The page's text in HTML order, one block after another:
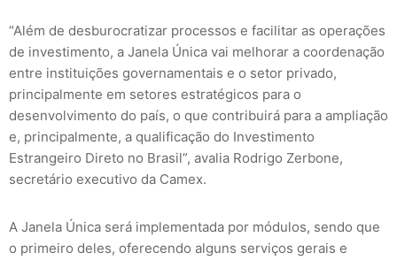
“Além de desburocratizar processos e facilitar as operações
de investimento, a Janela Única vai melhorar a coordenação
entre instituições governamentais e o setor privado,
principalmente em setores estratégicos para o
desenvolvimento do país, o que contribuirá para a ampliação
e, principalmente, a qualificação do Investimento
Estrangeiro Direto no Brasil”, avalia Rodrigo Zerbone,
secretário executivo da Camex.
A Janela Única será implementada por módulos, sendo que
o primeiro deles, oferecendo alguns serviços gerais e